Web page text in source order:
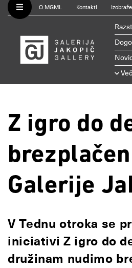
O MGML Kontakti
Več
Z igro do
Galerije
V Tednu otroka se
iniciativi Z igro do
družinam nudimo